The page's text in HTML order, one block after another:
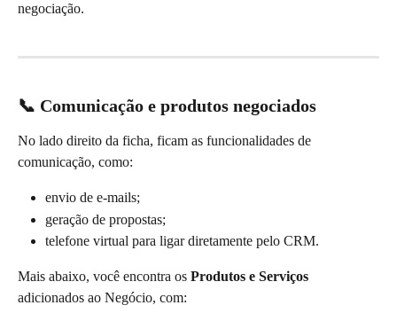
negociação.
📞 Comunicação e produtos negociados
No lado direito da ficha, ficam as funcionalidades de
comunicação, como:
envio de e-mails;
geração de propostas;
telefone virtual para ligar diretamente pelo CRM.
Mais abaixo, você encontra os Produtos e Serviços
adicionados ao Negócio, com: